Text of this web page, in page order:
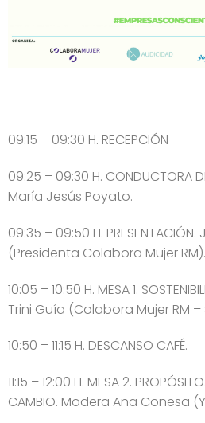
09:15 – 09:30 H. RECEPCIÓN
09:25 – 09:30 H. CONDUCTORA
María Jesús Poyato.
09:35 – 09:50 H.
(Presidenta Colabora Mujer RM).
10:05 – 10:50 H. MESA 1.
Trini Guía (Colabora Mujer RM –
10:50 – 11:15 H. DESCANSO CAFÉ.
11:15 – 12:00 H. MESA 2.
CAMBIO. Modera Ana Conesa